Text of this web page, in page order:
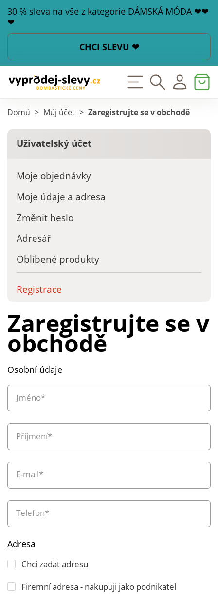
30 % sleva na vše z kategorie DÁMSKÁ MÓDA ❤❤
❤
CHCI SLEVU ❤
Domů > Můj účet > Zaregistrujte se v obchodě
Uživatelský účet
Moje objednávky
Moje údaje a adresa
Změnit heslo
Adresář
Oblíbené produkty
Registrace
Zaregistrujte se v
obchodě
Osobní údaje
Jméno*
Příjmení*
E-mail*
Telefon*
Adresa
Chci zadat adresu
Firemní adresa - nakupuji jako podnikatel